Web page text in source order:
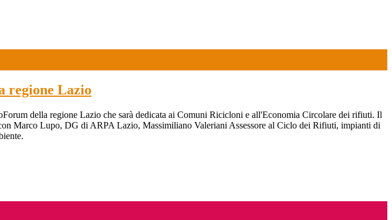
regione Lazio
della regione Lazio che sarà dedicata ai Comuni Ricicloni e all'Economia Circolare dei rifiuti. Il
Marco Lupo, DG di ARPA Lazio, Massimiliano Valeriani Assessore al Ciclo dei Rifiuti, impianti di